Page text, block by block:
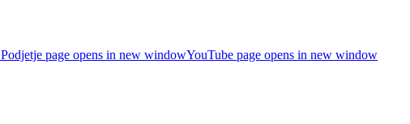
Podjetje page opens in new windowYouTube page opens in new window